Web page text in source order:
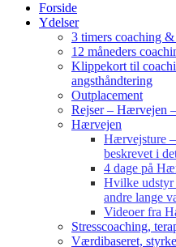
Forside
Ydelser
3 timers coaching &
12 måneders
Klippekort til
angsthåndtering
Outplacement
Rejser – Hærvejen
Hærvejen
Hærvejsture
beskrevet i
4 dage på
Hvilke
andre lange
Videoer fra
Stresscoaching,
Værdibaseret,